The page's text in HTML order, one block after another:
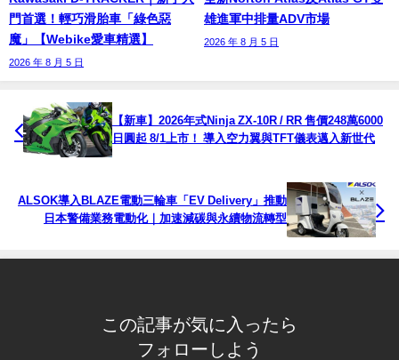
門首選！輕巧滑胎車「綠色惡
魔」【Webike愛車精選】
2026 年 8 月 5 日
雄進軍中排量ADV市場
2026 年 8 月 5 日
【新車】2026年式Ninja ZX-10R / RR 售價248萬6000
日圓起 8/1上市！ 導入空力翼與TFT儀表邁入新世代
ALSOK導入BLAZE電動三輪車「EV Delivery」推動
日本警備業務電動化｜加速減碳與永續物流轉型
この記事が気に入ったら
フォローしよう